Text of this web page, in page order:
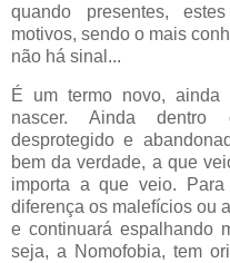
quando presentes,
motivos, sendo o mais
não há sinal...
É um termo novo, ainda
nascer. Ainda dentro
desprotegido e
bem da verdade, a que
importa a que veio.
diferença os malefícios ou
e continuará espalhando
seja, a Nomofobia, tem